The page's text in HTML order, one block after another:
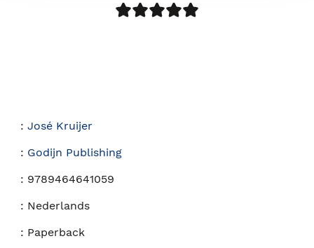
: José Kruijer
: Godijn Publishing
: 9789464641059
: Nederlands
: Paperback